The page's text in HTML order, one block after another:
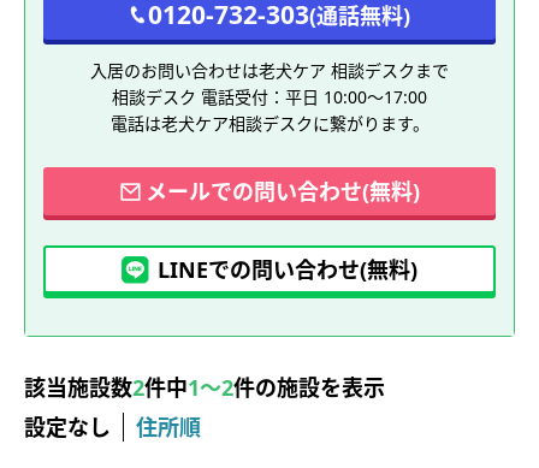
0120-732-303(通話無料)
入居のお問い合わせは老犬ケア 相談デスクまで
相談デスク 電話受付：平日 10:00～17:00
電話は老犬ケア相談デスクに繋がります。
メールでの問い合わせ(無料)
LINEでの問い合わせ(無料)
該当施設数2件中1～2件の施設を表示
設定なし
住所順